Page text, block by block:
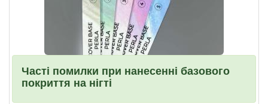
Часті помилки при нанесенні базового
покриття на нігті